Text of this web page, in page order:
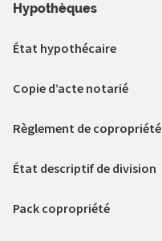
Hypothèques
État hypothécaire
Copie d’acte notarié
Règlement de copropriété
État descriptif de division
Pack copropriété